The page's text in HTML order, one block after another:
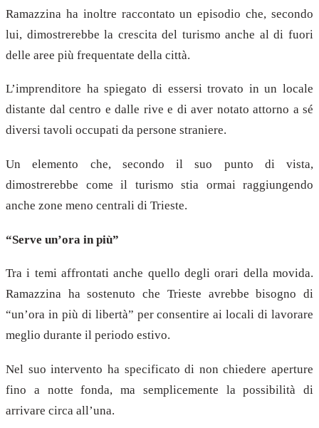
Ramazzina ha inoltre raccontato un episodio che, secondo
lui, dimostrerebbe la crescita del turismo anche al di fuori
delle aree più frequentate della città.
L’imprenditore ha spiegato di essersi trovato in un locale
distante dal centro e dalle rive e di aver notato attorno a sé
diversi tavoli occupati da persone straniere.
Un elemento che, secondo il suo punto di vista,
dimostrerebbe come il turismo stia ormai raggiungendo
anche zone meno centrali di Trieste.
“Serve un’ora in più”
Tra i temi affrontati anche quello degli orari della movida.
Ramazzina ha sostenuto che Trieste avrebbe bisogno di
“un’ora in più di libertà” per consentire ai locali di lavorare
meglio durante il periodo estivo.
Nel suo intervento ha specificato di non chiedere aperture
fino a notte fonda, ma semplicemente la possibilità di
arrivare circa all’una.